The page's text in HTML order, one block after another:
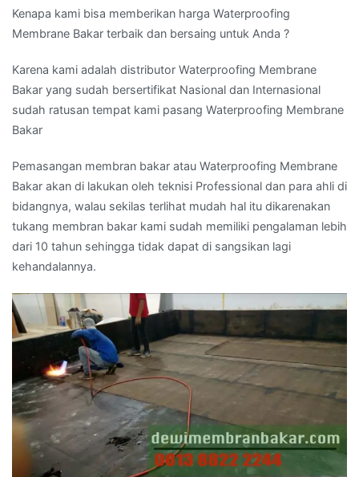
Kenapa kami bisa memberikan harga Waterproofing
Membrane Bakar terbaik dan bersaing untuk Anda ?
Karena kami adalah distributor Waterproofing Membrane
Bakar yang sudah bersertifikat Nasional dan Internasional
sudah ratusan tempat kami pasang Waterproofing Membrane
Bakar
Pemasangan membran bakar atau Waterproofing Membrane
Bakar akan di lakukan oleh teknisi Professional dan para ahli di
bidangnya, walau sekilas terlihat mudah hal itu dikarenakan
tukang membran bakar kami sudah memiliki pengalaman lebih
dari 10 tahun sehingga tidak dapat di sangsikan lagi
kehandalannya.